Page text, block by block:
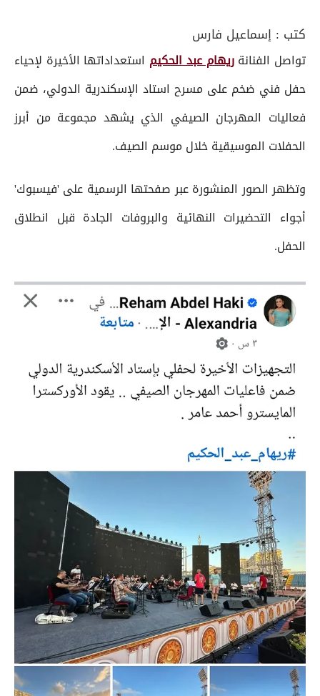
كتب : إسماعيل فارس
تواصل الفنانةريهام عبد الحكيم استعداداتها الأخيرة لإحياء
حفل فني ضخم على مسرح استاد الإسكندرية الدولي، ضمن
فعاليات المهرجان الصيفي الذي يشهد مجموعة من أبرز
الحفلات الموسيقية خلال موسم الصيف.
وتظهر الصور المنشورة عبر صفحتها الرسمية على 'فيسبوك'
أجواء التحضيرات النهائية والبروفات الجادة قبل انطلاق
الحفل.